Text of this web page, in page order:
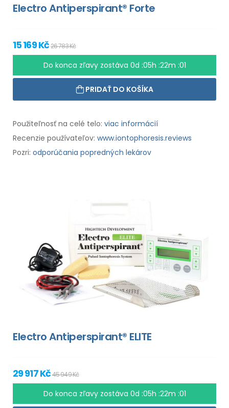
Electro Antiperspirant® Forte
15 169 Kč26 783 Kč
Do konca zľavy zostáva 0d :05h :22m :00
PRIDAŤ DO KOŠÍKA
Použiteľnosť na celé telo: viac informácií
Recenzie používateľov: www.iontophoresis.reviews
Pozri: odporúčania popredných lekárov
Electro Antiperspirant® ELITE
29 917 Kč45 949 Kč
Do konca zľavy zostáva 0d :05h :22m :00